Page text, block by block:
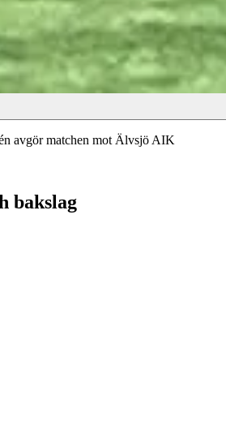
avgör matchen mot Älvsjö AIK
bakslag